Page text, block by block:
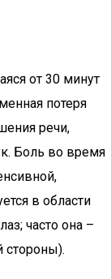
от 30 минут
потеря
речи,
Боль во время
в области
часто она –
стороны).